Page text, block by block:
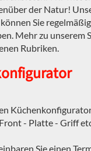
der Natur!
Sie
Mehr zu unserem
Rubriken.
- Platte - Griff
Sie einen